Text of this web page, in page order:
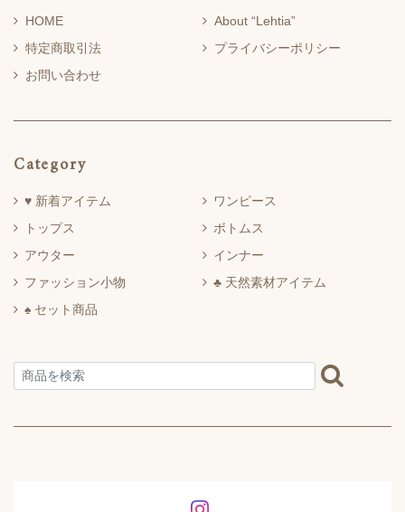
HOME
About “Lehtia”
特定商取引法
プライバシーポリシー
お問い合わせ
Category
♥ 新着アイテム
ワンピース
トップス
ボトムス
アウター
インナー
ファッション小物
♣ 天然素材アイテム
♠ セット商品